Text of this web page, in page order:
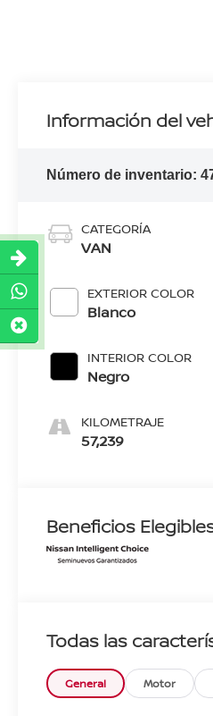
Información del
Número de inventario:
CATEGORÍA
VAN
EXTERIOR COLOR
Blanco
INTERIOR COLOR
Negro
KILOMETRAJE
57,239
Beneficios
Todas las
General Motor